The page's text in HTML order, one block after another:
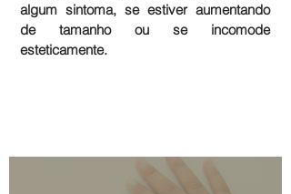
algum sintoma, se estiver aumentando
de tamanho ou se incomode
esteticamente.